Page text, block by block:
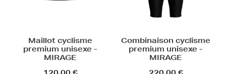
Maillot cyclisme
premium unisexe -
MIRAGE
Combinaison cyclisme
premium unisexe -
MIRAGE